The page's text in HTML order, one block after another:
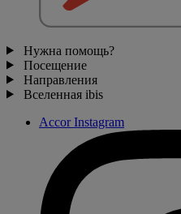
Нужна помощь?
Посещение
Направления
Вселенная ibis
Accor Instagram